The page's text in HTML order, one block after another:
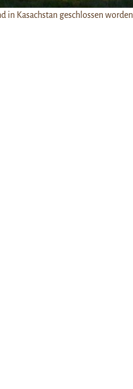
in Kasachstan geschlossen worden.